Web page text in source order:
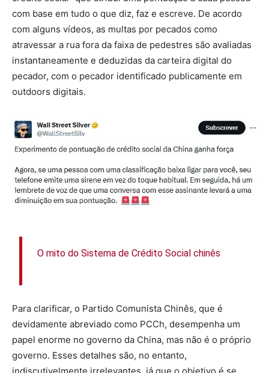
com base em tudo o que diz, faz e escreve. De acordo
com alguns vídeos, as multas por pecados como
atravessar a rua fora da faixa de pedestres são avaliadas
instantaneamente e deduzidas da carteira digital do
pecador, com o pecador identificado publicamente em
outdoors digitais.
O mito do Sistema de Crédito Social chinês
Para clarificar, o Partido Comunista Chinês, que é
devidamente abreviado como PCCh, desempenha um
papel enorme no governo da China, mas não é o próprio
governo. Esses detalhes são, no entanto,